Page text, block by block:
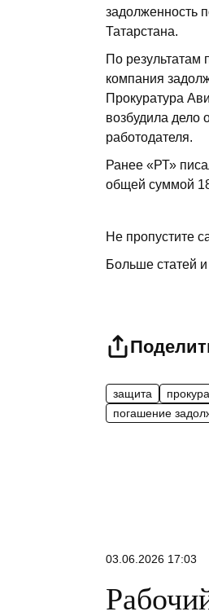
задолженность
Татарстана.
По результатам
компания
Прокуратура
возбудила дело
работодателя.
Ранее «РТ»
общей суммой
Не пропустите
Больше статей
защита
погашение
03.06.2026 17:03